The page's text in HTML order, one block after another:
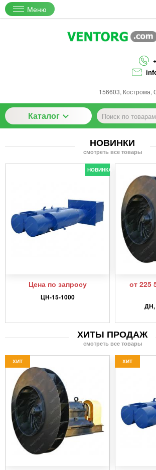
Меню
156603, Кострома,
Каталог
НОВИНКИ
смотреть все товары
НОВИНКА
Цена по запросу
ЦН-15-1000
от 225
ХИТЫ ПРОДАЖ
смотреть все товары
ХИТ ХИТ